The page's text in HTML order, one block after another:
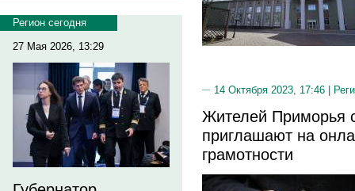
Регион сегодня
27 Мая 2026, 13:29
14 Октября 2023, 17:46 |
Жителей Приморья
приглашают на
грамотности